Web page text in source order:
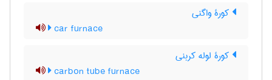
کورۀ واگنی
car furnace
کورۀ لوله کربنی
carbon tube furnace